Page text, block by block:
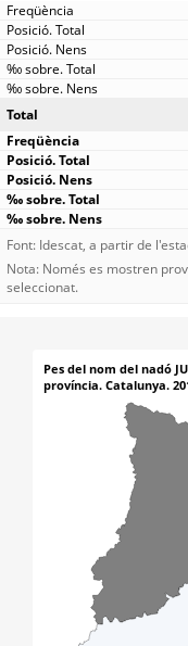
Total
Font: Idescat, a partir de
Nota: Només es mostren
seleccionat.